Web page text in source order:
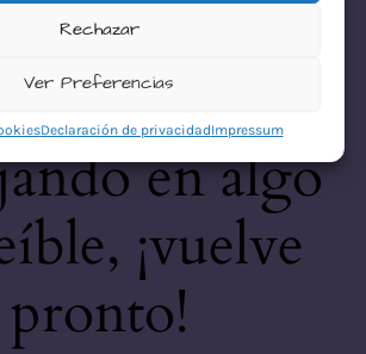
Rechazar
Ver Preferencias
Declaración de privacidadImpressum
este
Estamos
en algo
¡vuelve
pronto!